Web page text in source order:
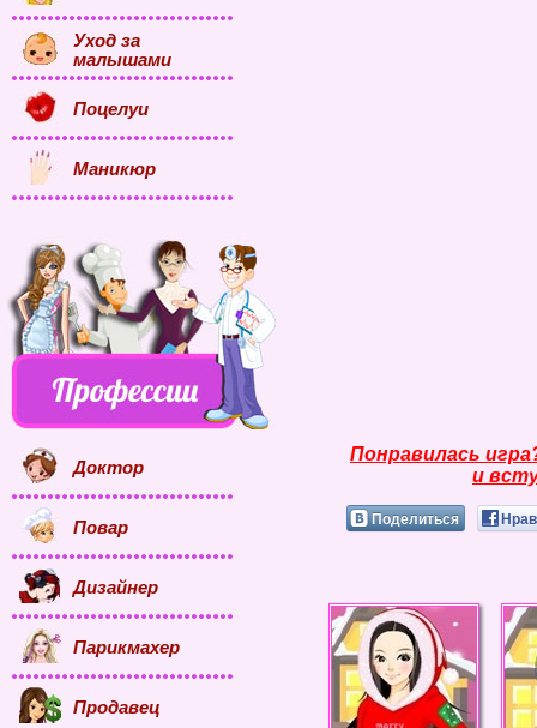
Понравилась
и
Поделиться
Уход за
малышами
Поцелуи
Маникюр
Доктор
Повар
Дизайнер
Парикмахер
Продавец